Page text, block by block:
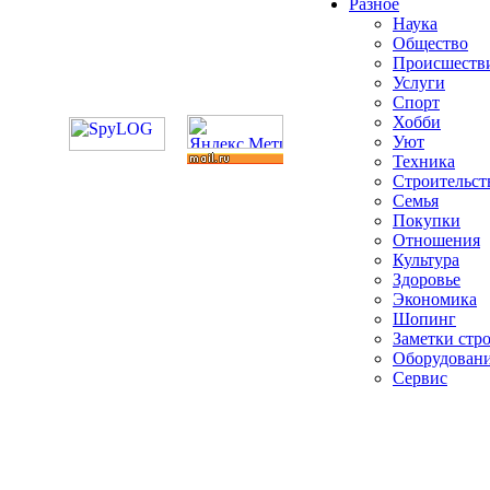
Разное
Наука
Общество
Услуги
Спорт
Хобби
Уют
Техника
Семья
Покупки
Отношения
Культура
Здоровье
Экономика
Шопинг
Заметки
Сервис